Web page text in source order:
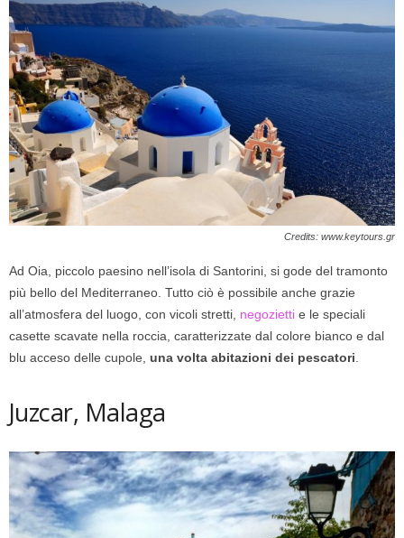
Credits: www.keytours.gr
Ad Oia, piccolo paesino nell’isola di Santorini, si gode del tramonto
più bello del Mediterraneo. Tutto ciò è possibile anche grazie
all’atmosfera del luogo, con vicoli stretti, negozietti e le speciali
casette scavate nella roccia, caratterizzate dal colore bianco e dal
blu acceso delle cupole, una volta abitazioni dei pescatori.
Juzcar, Malaga